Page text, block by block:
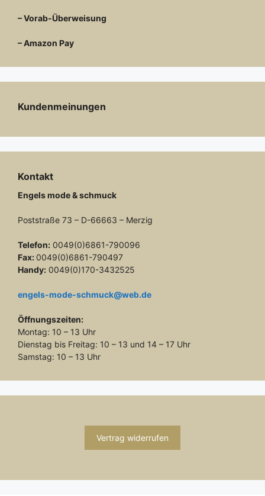
– Vorab-Überweisung
– Amazon Pay
Kundenmeinungen
Kontakt
Engels mode & schmuck
Poststraße 73 – D-66663 – Merzig
Telefon: 0049(0)6861-790096
Fax: 0049(0)6861-790497
Handy: 0049(0)170-3432525
engels-mode-schmuck@web.de
Öffnungszeiten:
Montag: 10 – 13 Uhr
Dienstag bis Freitag: 10 – 13 und 14 – 17 Uhr
Samstag: 10 – 13 Uhr
Vertrag widerrufen